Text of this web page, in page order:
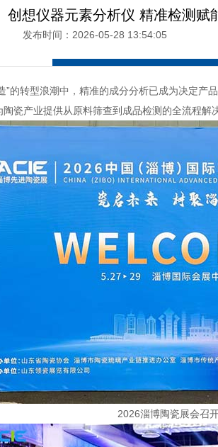
创想仪器元素分析仪 精准检测赋
发布时间：2026-05-28
”的转型浪潮中，精准的成分分析已成为决定产
瓷产业提供从原料筛查到成品检测的全流程解
2026淄博陶瓷展会召